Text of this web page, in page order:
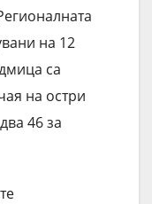
на 12
са
на остри
46 за